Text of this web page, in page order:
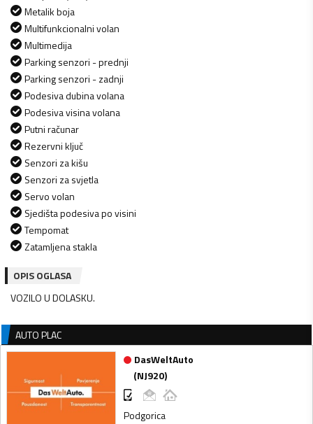
Metalik boja
Multifunkcionalni volan
Multimedija
Parking senzori - prednji
Parking senzori - zadnji
Podesiva dubina volana
Podesiva visina volana
Putni računar
Rezervni ključ
Senzori za kišu
Senzori za svjetla
Servo volan
Sjedišta podesiva po visini
Tempomat
Zatamljena stakla
OPIS OGLASA
VOZILO U DOLASKU.
AUTO PLAC
DasWeltAuto
(NJ920)
Podgorica